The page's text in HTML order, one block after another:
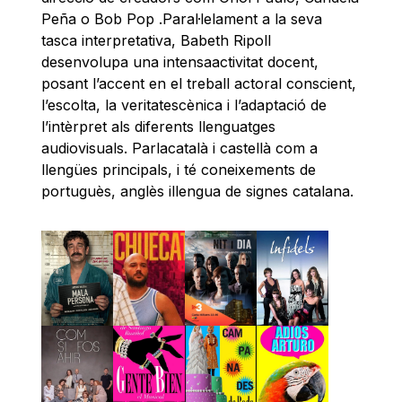
Peña o Bob Pop .Paral·lelament a la seva
tasca interpretativa, Babeth Ripoll
desenvolupa una intensaactivitat docent,
posant l’accent en el treball actoral conscient,
l’escolta, la veritatescènica i l’adaptació de
l’intèrpret als diferents llenguatges
audiovisuals. Parlacatalà i castellà com a
llengües principals, i té coneixements de
portuguès, anglès illengua de signes catalana.